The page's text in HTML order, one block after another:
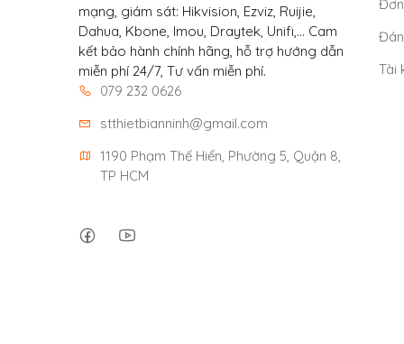
mạng, giám sát: Hikvision, Ezviz, Ruijie,
Dahua, Kbone, Imou, Draytek, Unifi,... Cam
kết bảo hành chính hãng, hỗ trợ hướng dẫn
miễn phí 24/7, Tư vấn miễn phí.
079 232 0626
stthietbianninh@gmail.com
1190 Phạm Thế Hiển, Phường 5, Quận 8,
TP HCM
Tài